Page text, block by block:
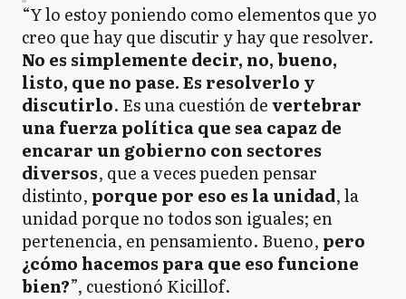
“Y lo estoy poniendo como elementos que yo
creo que hay que discutir y hay que resolver.
No es simplemente decir, no, bueno,
listo, que no pase. Es resolverlo y
discutirlo. Es una cuestión devertebrar
una fuerza política que sea capaz de
encarar un gobierno con sectores
diversos, que a veces pueden pensar
distinto, porque por eso es la unidad, la
unidad porque no todos son iguales; en
pertenencia, en pensamiento. Bueno, pero
¿cómo hacemos para que eso funcione
bien?”, cuestionó Kicillof.